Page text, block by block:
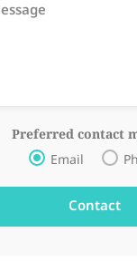
Preferred contact
Email